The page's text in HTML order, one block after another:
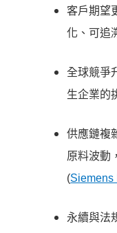
客戶期望
化、可追
全球競爭
生企業的
供應鏈複
原料波動
(Siemens
永續與法